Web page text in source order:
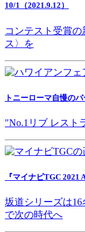
10/1（2021.9.12）
コンテスト受賞
ス〉を
トニーローマ自慢の
"No.1リブ レスト
『マイナビTGC 2021
坂道シリーズは
で次の時代へ